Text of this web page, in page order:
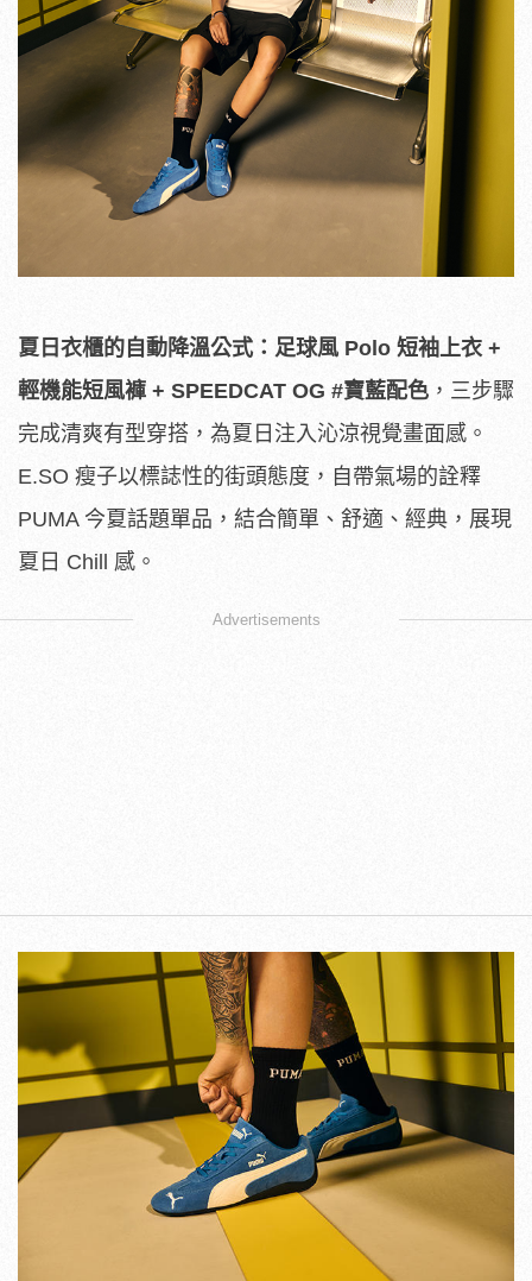
夏日衣櫃的自動降溫公式：足球風 Polo 短袖上衣 +
輕機能短風褲 + SPEEDCAT OG #寶藍配色 ，三步驟
完成清爽有型穿搭，為夏日注入沁涼視覺畫面感。
E.SO 瘦子以標誌性的街頭態度，自帶氣場的詮釋
PUMA 今夏話題單品，結合簡單、舒適、經典，展現
夏日 Chill 感。
Advertisements